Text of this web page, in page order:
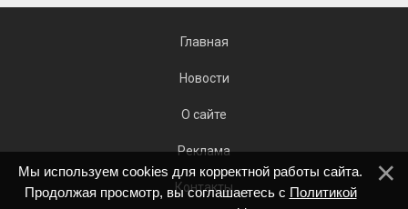
Главная
Новости
О сайте
Реклама
Контакты
Мы используем cookies для корректной работы сайта.
Продолжая просмотр, вы соглашаетесь с Политикой